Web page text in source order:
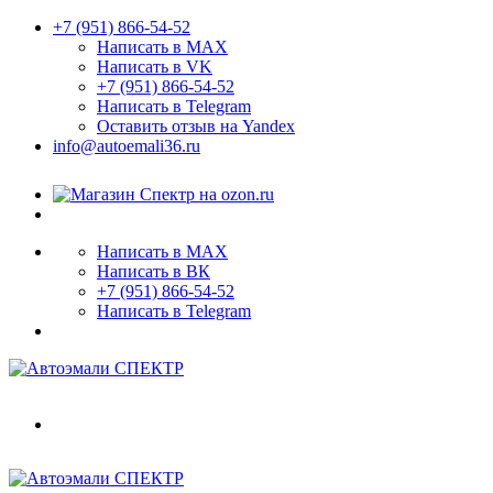
+7 (951) 866-54-52
Написать в MAX
Написать в VK
+7 (951) 866-54-52
Написать в Telegram
Оставить отзыв на Yandex
info@autoemali36.ru
Написать в MAX
Написать в ВК
+7 (951) 866-54-52
Написать в Telegram